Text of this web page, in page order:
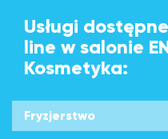
Usługi
line w salonie
Kosmetyka:
Fryzjerstwo